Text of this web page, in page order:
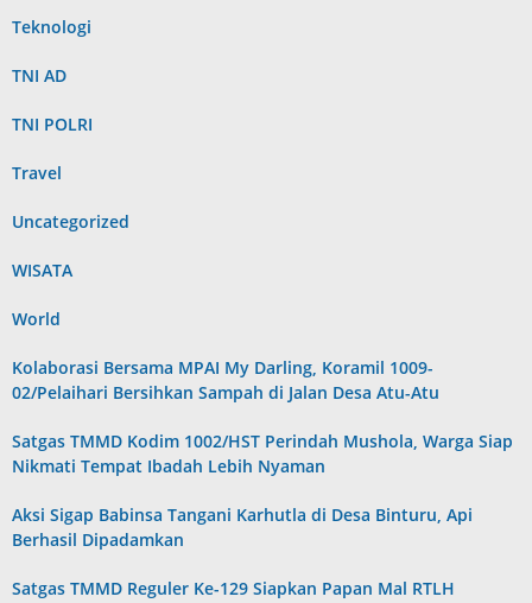
Teknologi
TNI AD
TNI POLRI
Travel
Uncategorized
WISATA
World
Kolaborasi Bersama MPAI My Darling, Koramil 1009-
02/Pelaihari Bersihkan Sampah di Jalan Desa Atu-Atu
Satgas TMMD Kodim 1002/HST Perindah Mushola, Warga Siap
Nikmati Tempat Ibadah Lebih Nyaman
Aksi Sigap Babinsa Tangani Karhutla di Desa Binturu, Api
Berhasil Dipadamkan
Satgas TMMD Reguler Ke-129 Siapkan Papan Mal RTLH